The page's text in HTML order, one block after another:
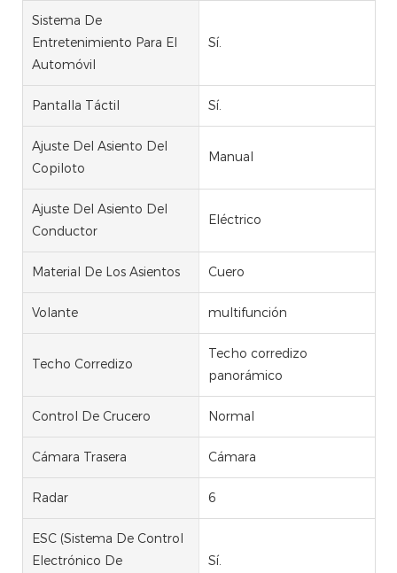
Sistema De
Entretenimiento Para El
Automóvil
Sí.
Pantalla Táctil Sí.
Ajuste Del Asiento Del
Copiloto
Manual
Ajuste Del Asiento Del
Conductor
Eléctrico
Material De Los Asientos Cuero
Volante multifunción
Techo Corredizo
Techo corredizo
panorámico
Control De Crucero Normal
Cámara Trasera Cámara
Radar 6
ESC (Sistema De Control
Electrónico De
Sí.